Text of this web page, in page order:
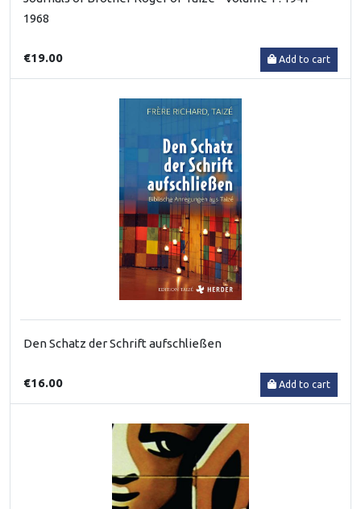
1968
€19.00 Add to cart
Den Schatz der Schrift aufschließen
€16.00 Add to cart